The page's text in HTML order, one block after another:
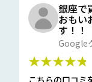
銀座で
おもい
す！！
Google
★★★★★
こちらの口コミ